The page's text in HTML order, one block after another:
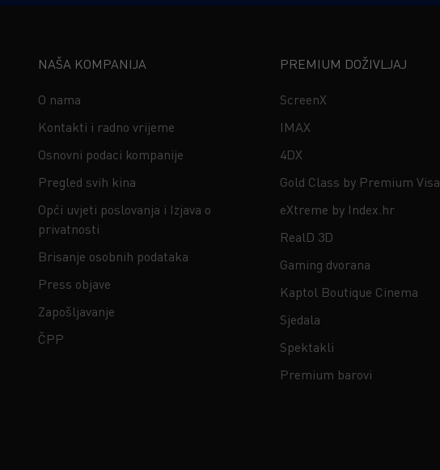
NAŠA KOMPANIJA
O nama
Kontakti i radno vrijeme
Osnovni podaci kompanije
Pregled svih kina
Opći uvjeti poslovanja i Izjava o
privatnosti
Brisanje osobnih podataka
Press objave
Zapošljavanje
ČPP
PREMIUM DOŽIVLJAJ
ScreenX
IMAX
4DX
Gold Class by Premium Visa
eXtreme by Index.hr
RealD 3D
Gaming dvorana
Kaptol Boutique Cinema
Sjedala
Spektakli
Premium barovi